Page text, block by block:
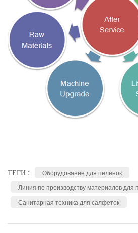
ТЕГИ :
Оборудование для пеленок
Линия по производству материалов для
Санитарная техника для салфеток